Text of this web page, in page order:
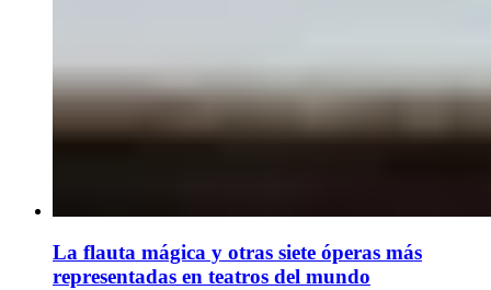
La flauta mágica y otras siete óperas más
representadas en teatros del mundo